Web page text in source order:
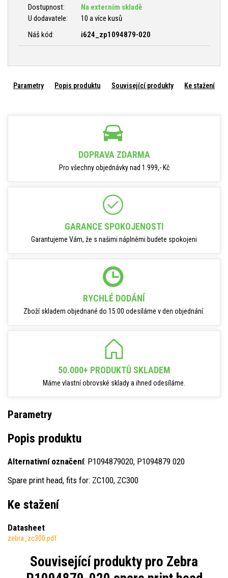
Dostupnost:
Na externím skladě
U dodavatele:
10 a více kusů
Náš kód:
i624_zp1094879-020
Parametry Popis produktu Související produkty Ke stažení
DOPRAVA ZDARMA
Pro všechny objednávky nad 1.999,- Kč
GARANCE SPOKOJENOSTI
Garantujeme Vám, že s našimi náplněmi budete spokojeni
RYCHLÉ DODÁNÍ
Zboží skladem objednané do 15:00 odesíláme v den objednání.
50.000+ PRODUKTŮ SKLADEM
Máme vlastní obrovské sklady a ihned odesíláme.
Parametry
Popis produktu
Alternativní označení: P1094879020, P1094879 020
Spare print head, fits for: ZC100, ZC300
Ke stažení
Datasheet
zebra_zc300.pdf
Související produkty pro Zebra